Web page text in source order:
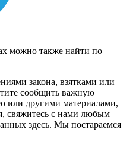
можно также найти по
закона, взятками или
сообщить важную
или другими материалами,
свяжитесь с нами любым
здесь. Мы постараемся